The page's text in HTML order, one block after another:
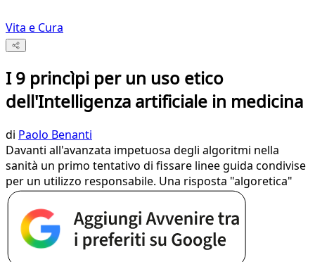
Vita e Cura
I 9 princìpi per un uso etico
dell'Intelligenza artificiale in medicina
di Paolo Benanti
Davanti all'avanzata impetuosa degli algoritmi nella
sanità un primo tentativo di fissare linee guida condivise
per un utilizzo responsabile. Una risposta "algoretica"